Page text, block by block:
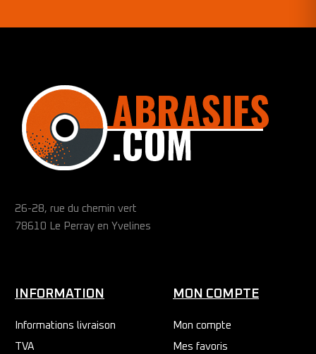
26-28, rue du chemin vert
78610 Le Perray en Yvelines
INFORMATION
Informations livraison
TVA
MON COMPTE
Mon compte
Mes favoris